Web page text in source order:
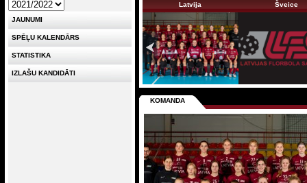
Latvija Šveice
KOMANDA
JAUNUMI
SPĒĻU KALENDĀRS
STATISTIKA
IZLAŠU KANDIDĀTI